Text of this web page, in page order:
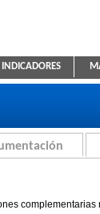
Educativa
INDICADORES